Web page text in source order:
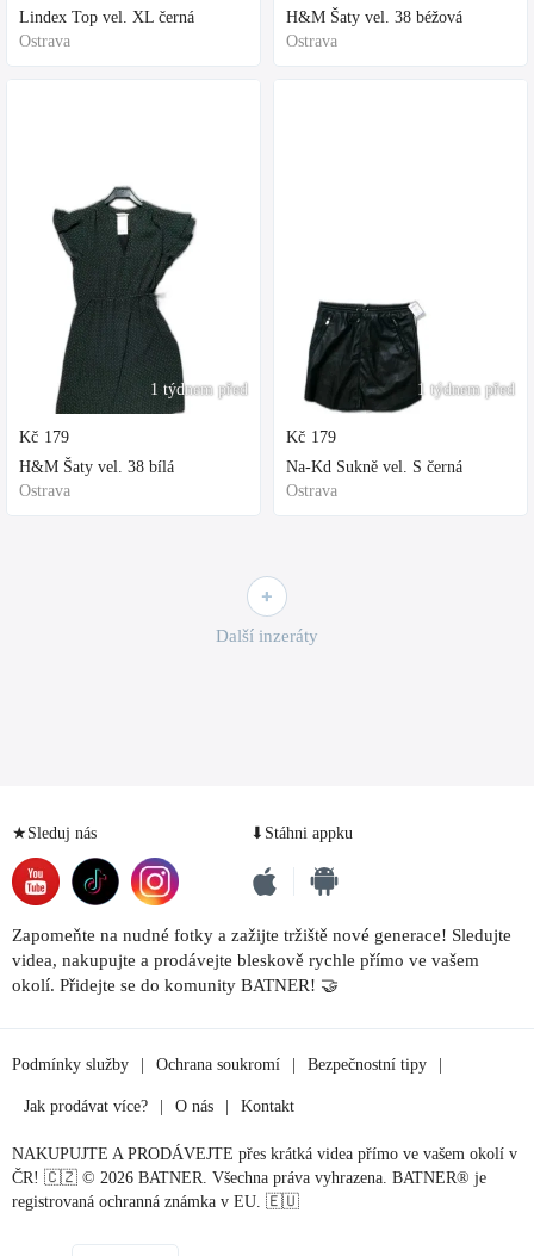
Lindex Top vel. XL černá
Ostrava
1 týdnem před
Kč 179
H&M Šaty vel. 38 bílá
Ostrava
H&M Šaty vel. 38 béžová
Ostrava
1 týdnem před
Kč 179
Na-Kd Sukně vel. S černá
Ostrava
Další inzeráty
★Sleduj nás ⬇Stáhni appku
Zapomeňte na nudné fotky a zažijte tržiště nové generace! Sledujte
videa, nakupujte a prodávejte bleskově rychle přímo ve vašem
okolí. Přidejte se do komunity BATNER! 🤝
Podmínky služby Ochrana soukromí Bezpečnostní tipy
Jak prodávat více? O nás Kontakt
NAKUPUJTE A PRODÁVEJTE přes krátká videa přímo ve vašem okolí v
ČR! 🇨🇿 © 2026 BATNER. Všechna práva vyhrazena. BATNER® je
registrovaná ochranná známka v EU. 🇪🇺